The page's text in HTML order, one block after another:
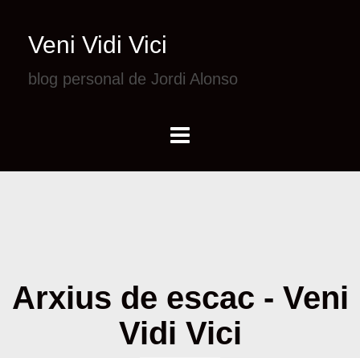
Veni Vidi Vici
blog personal de Jordi Alonso
Arxius de escac - Veni
Vidi Vici